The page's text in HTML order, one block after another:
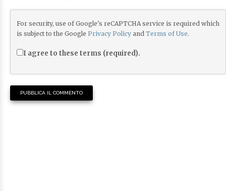
For security, use of Google's reCAPTCHA service is required which
is subject to the Google Privacy Policy and Terms of Use.
I agree to these terms (required).